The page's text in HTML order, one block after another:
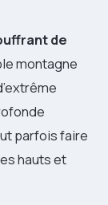
de
montagne
parfois faire
hauts et